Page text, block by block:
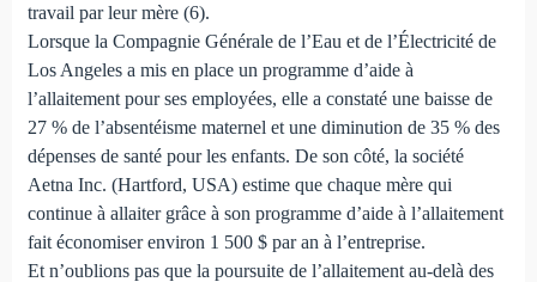
travail par leur mère (6).
Lorsque la Compagnie Générale de l’Eau et de l’Électricité de
Los Angeles a mis en place un programme d’aide à
l’allaitement pour ses employées, elle a constaté une baisse de
27 % de l’absentéisme maternel et une diminution de 35 % des
dépenses de santé pour les enfants. De son côté, la société
Aetna Inc. (Hartford, USA) estime que chaque mère qui
continue à allaiter grâce à son programme d’aide à l’allaitement
fait économiser environ 1 500 $ par an à l’entreprise.
Et n’oublions pas que la poursuite de l’allaitement au-delà des